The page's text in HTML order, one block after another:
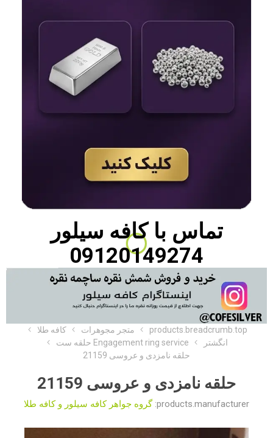
تماس باکافه سیلور
09120149274
products.breadcrumb.top متجر مجوهرات
کافه طلا
انگشتر
Engagement ring service حلقه ست
حلقه نامزدی و عروسی 21159
حلقه نامزدی و عروسی 21159
products.manufacturer: گروه جواهر کافه سیلور و کافه طلا